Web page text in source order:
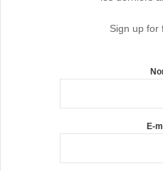
Sign up for
E-